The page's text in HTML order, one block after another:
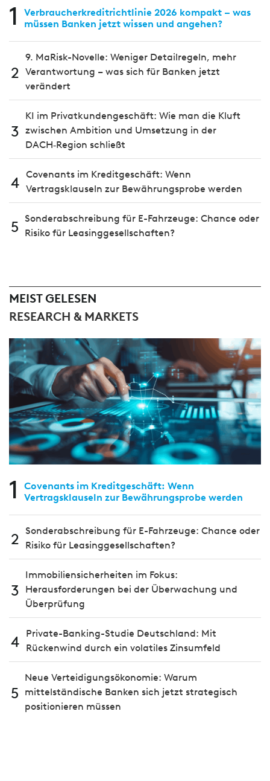
1
Verbraucherkreditrichtlinie 2026 kompakt – was
müssen Banken jetzt wissen und angehen?
2
9. MaRisk-Novelle: Weniger Detailregeln, mehr
Verantwortung – was sich für Banken jetzt
verändert
3
KI im Privatkundengeschäft: Wie man die Kluft
zwischen Ambition und Umsetzung in der
DACH‑Region schließt
4 Covenants im Kreditgeschäft: Wenn
Vertragsklauseln zur Bewährungsprobe werden
5 Sonderabschreibung für E-Fahrzeuge: Chance oder
Risiko für Leasinggesellschaften?
MEIST GELESEN
RESEARCH & MARKETS
1
Covenants im Kreditgeschäft: Wenn
Vertragsklauseln zur Bewährungsprobe werden
2 Sonderabschreibung für E-Fahrzeuge: Chance oder
Risiko für Leasinggesellschaften?
3
Immobiliensicherheiten im Fokus:
Herausforderungen bei der Überwachung und
Überprüfung
4
Private-Banking-Studie Deutschland: Mit
Rückenwind durch ein volatiles Zinsumfeld
5
Neue Verteidigungsökonomie: Warum
mittelständische Banken sich jetzt strategisch
positionieren müssen